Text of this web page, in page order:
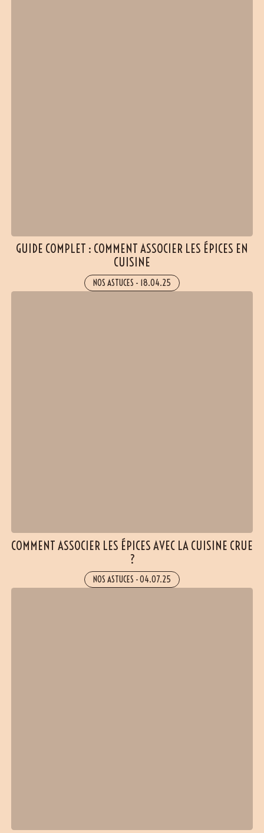
GUIDE COMPLET : COMMENT ASSOCIER LES ÉPICES EN
CUISINE
NOS ASTUCES - 18.04.25
COMMENT ASSOCIER LES ÉPICES AVEC LA CUISINE CRUE
?
NOS ASTUCES -04.07.25